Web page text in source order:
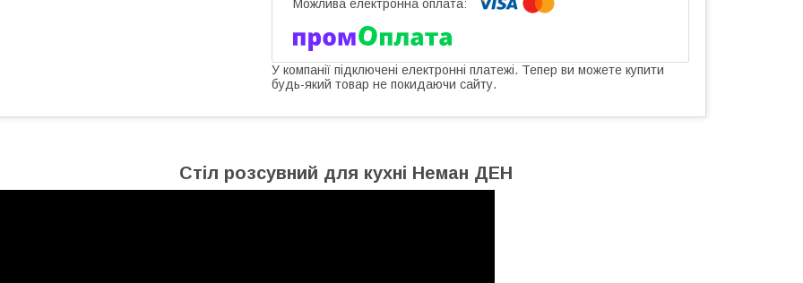
У компанії підключені електронні платежі. Тепер ви можете купити
будь-який товар не покидаючи сайту.
Стіл розсувний для кухні Неман ДЕН